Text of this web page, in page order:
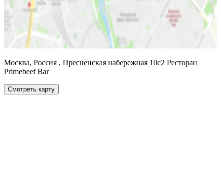
Москва, Россия , Пресненская набережная 10с2 Ресторан
Primebeef Bar
Смотреть карту